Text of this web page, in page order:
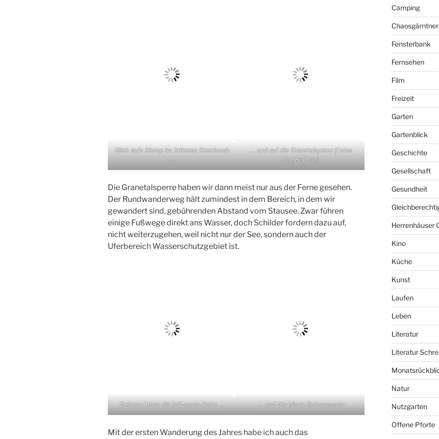
Blick aufs Biotop im früheren Steinbruch
…
… und auf die Granetalsperre (Fotos
Foe Rodens)
Die Granetalsperre haben wir dann meist nur aus der Ferne gesehen.
Der Rundwanderweg hält zumindest in dem Bereich, in dem wir
gewandert sind, gebührenden Abstand vom Stausee. Zwar führen
einige Fußwege direkt ans Wasser, doch Schilder fordern dazu auf,
nicht weiterzugehen, weil nicht nur der See, sondern auch der
Uferbereich Wasserschutzgebiet ist.
Seltene Arten: die hölzernen Rehe … … und der blinde Schneemann
Mit der ersten Wanderung des Jahres habe ich auch das
Camping
Fensterbank
Fernsehen
Film
Freizeit
Garten
Gartenblick
Geschichte
Gesellschaft
Gesundheit
Herrenhäuser
Kino
Küche
Kunst
Laufen
Leben
Literatur
Literatur
Natur
Nutzgarten
Offene Pforte